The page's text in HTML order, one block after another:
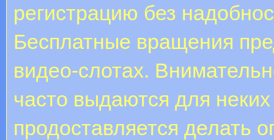
регистрацию без
Бесплатные вращения
видео-слотах.
часто выдаются для
продоставляется делать